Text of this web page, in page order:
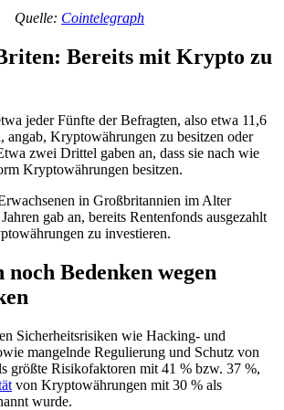
Quelle: Cointelegraph
Bereits mit Krypto zu
jeder Fünfte der Befragten, also etwa 11,6
angab, Kryptowährungen zu besitzen oder
zwei Drittel gaben an, dass sie nach wie
Kryptowährungen besitzen.
in Großbritannien im Alter
gab an, bereits Rentenfonds ausgezahlt
zu investieren.
Bedenken wegen
Sicherheitsrisiken wie Hacking- und
mangelnde Regulierung und Schutz von
größte Risikofaktoren mit 41 % bzw. 37 %,
von Kryptowährungen mit 30 % als
wurde.